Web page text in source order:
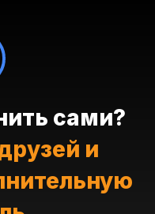
сами?
и